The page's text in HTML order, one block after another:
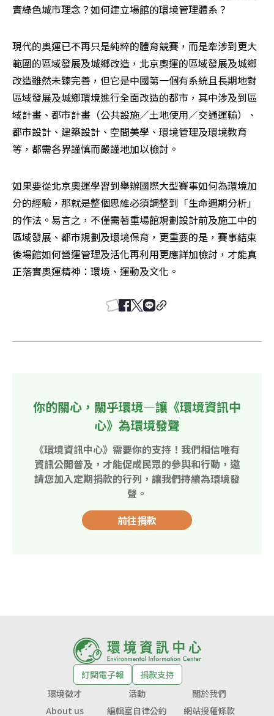
實綠色城市理念？如何建立場館的環境管理體系？
現代的奧運已不再只是純粹的體育競賽，而是牽涉到更大
範圍的區域發展及城鄉改造，北京奧運的區域發展及城鄉
改造雖然未臻完善，但它是中國第一個有系統且長期地對
區域發展及城鄉環境進行全面改造的都市，其中涉及到區
域計畫、都市計畫（公共設施／土地使用／交通運輸）、
都市設計、建築設計、空間美學、環境管理及環境教育
等，都需各界謹慎而嚴謹地加以檢討。
如果要從北京奧運學習到舉辦國際大型賽事如何為環境加
分的經驗，那就是整個思維必須調整到「生命週期分析」
的作法。易言之，不僅需著重場館規劃設計前及施工中的
區域發展、都市規劃及環境保育，更重要的是，賽事結束
後場館如何營運管理及活化再利用更應詳加檢討，才能真
正落實奧運精神：環境、運動及文化。
你的關心，關乎環境—讓《環境資訊中
心》為環境發聲
《環境資訊中心》需要你的支持！我們相信唯有
資訊公開普及，才能促成民眾的參與和行動，邀
請您加入定期捐款的行列，讓我們持續為環境發
聲。
前往捐款
訂閱電子報
捐款支持
環境徵才
活動
關於我們
About us
編輯室自律公約 網站授權條款